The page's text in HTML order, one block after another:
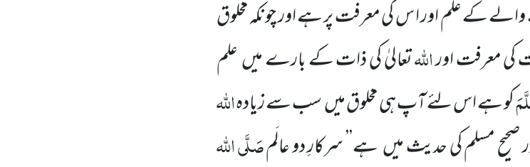
کے علم اور ا س کی معرفت پر ہے اور چونکہ مخلوق
کی معرفت اوراللہتعالیٰ کی ذات کے بارے میںعلم
کو ہے اس لئےآپ ہی مخلوق میںسب سے زیادہاللہ
صحیح مسلم کی حدیث میںہے’’ سرکارِ دو عالَمصَلَّی اللہ